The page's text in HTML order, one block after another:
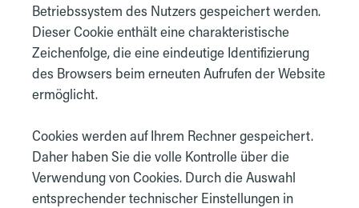
Betriebssystem des Nutzers gespeichert werden.
Dieser Cookie enthält eine charakteristische
Zeichenfolge, die eine eindeutige Identifizierung
des Browsers beim erneuten Aufrufen der Website
ermöglicht.
Cookies werden auf Ihrem Rechner gespeichert.
Daher haben Sie die volle Kontrolle über die
Verwendung von Cookies. Durch die Auswahl
entsprechender technischer Einstellungen in